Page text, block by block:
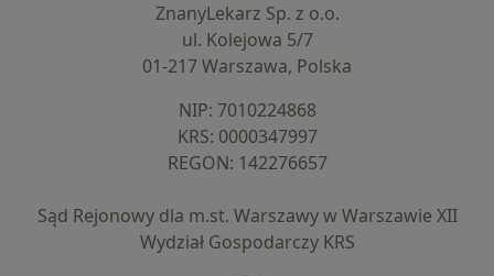
ZnanyLekarz Sp. z o.o.
ul. Kolejowa 5/7
01-217 Warszawa, Polska
NIP: ⁠7010224868
KRS: ⁠0000347997
REGON: ⁠142276657
Sąd Rejonowy dla m.st. Warszawy w Warszawie XII
Wydział Gospodarczy KRS